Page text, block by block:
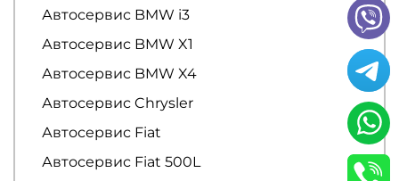
Автосервис BMW i3
Автосервис BMW X1
Автосервис BMW X4
Автосервис Chrysler
Автосервис Fiat
Автосервис Fiat 500L